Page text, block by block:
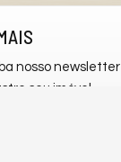
nosso newsletter
seu imóvel